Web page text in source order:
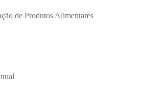
de Produtos Alimentares